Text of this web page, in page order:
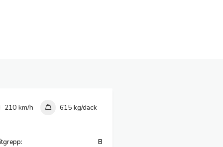
210 km/h 615 kg/däck
B